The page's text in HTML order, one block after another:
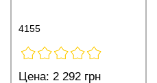
4155
Цена: 2 292 грн